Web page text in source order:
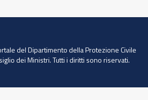
del Dipartimento della Protezione Civile
dei Ministri. Tutti i diritti sono riservati.